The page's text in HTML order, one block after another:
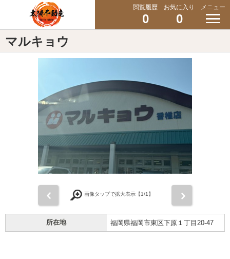
閲覧履歴
0
お気に入り
0
メニュー
マルキョウ
画像タップで拡大表示【1/1】
所在地 福岡県福岡市東区下原１丁目20-47